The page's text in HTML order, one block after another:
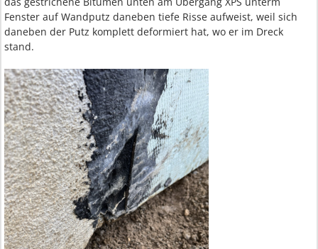
Fenster auf Wandputz daneben tiefe Risse aufweist, weil sich
daneben der Putz komplett deformiert hat, wo er im Dreck
stand.